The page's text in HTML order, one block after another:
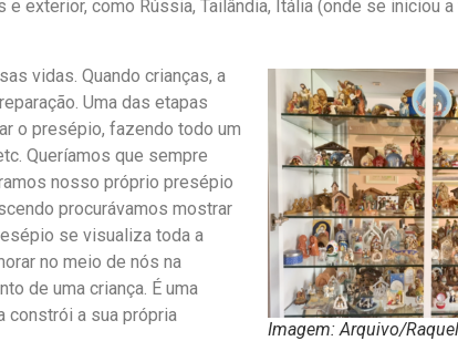
exterior, como Rússia, Tailândia, Itália (onde se iniciou
Imagem: Arquivo/
vidas. Quando crianças, a
Uma das etapas
o presépio, fazendo todo um
Queríamos que sempre
nosso próprio presépio
procurávamos mostrar
se visualiza toda a
no meio de nós na
de uma criança. É uma
constrói a sua própria